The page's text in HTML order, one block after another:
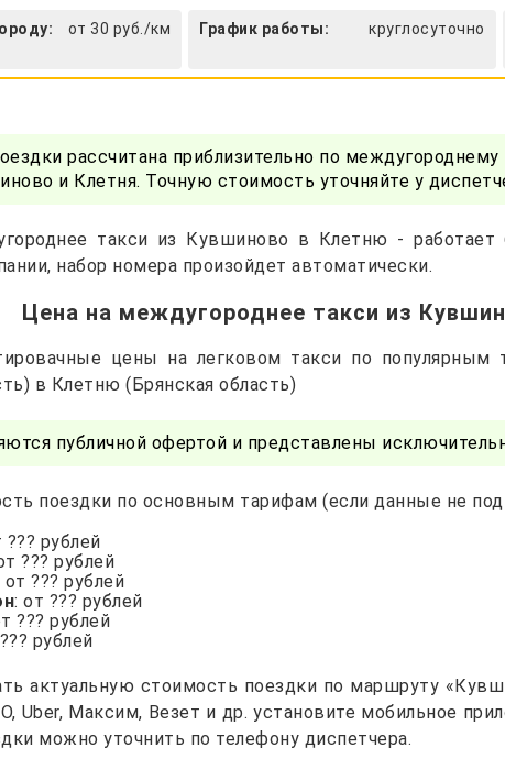
от 30 руб./км График работы: круглосуточно
рассчитана приблизительно по
и Клетня. Точную стоимость уточняйте у
такси из Кувшиново в Клетню -
набор номера произойдет автоматически.
Цена на междугороднее такси из
цены на легковом такси по
в Клетню (Брянская область)
публичной офертой и представлены
поездки по основным тарифам (если данные не
??? рублей
??? рублей
от ??? рублей
: от ??? рублей
??? рублей
рублей
актуальную стоимость поездки по маршруту
Uber, Максим, Везет и др. установите мобильное
можно уточнить по телефону диспетчера.